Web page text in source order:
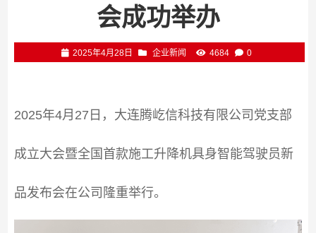
会成功举办
2025年4月28日 企业新闻 4684 0
2025年4月27日，大连腾屹信科技有限公司党支部
成立大会暨全国首款施工升降机具身智能驾驶员新
品发布会在公司隆重举行。